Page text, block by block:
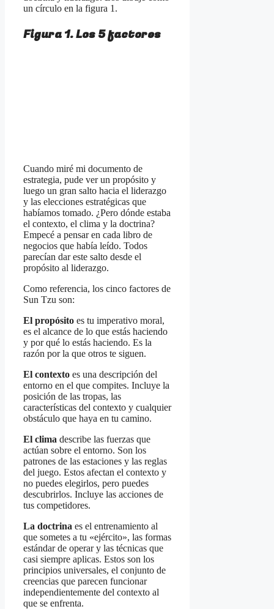
un círculo en la figura 1.
Figura 1. Los 5 factores
Cuando miré mi documento de
estrategia, pude ver un propósito y
luego un gran salto hacia el liderazgo
y las elecciones estratégicas que
habíamos tomado. ¿Pero dónde estaba
el contexto, el clima y la doctrina?
Empecé a pensar en cada libro de
negocios que había leído. Todos
parecían dar este salto desde el
propósito al liderazgo.
Como referencia, los cinco factores de
Sun Tzu son:
El propósito es tu imperativo moral,
es el alcance de lo que estás haciendo
y por qué lo estás haciendo. Es la
razón por la que otros te siguen.
El contexto es una descripción del
entorno en el que compites. Incluye la
posición de las tropas, las
características del contexto y cualquier
obstáculo que haya en tu camino.
El clima describe las fuerzas que
actúan sobre el entorno. Son los
patrones de las estaciones y las reglas
del juego. Estos afectan el contexto y
no puedes elegirlos, pero puedes
descubrirlos. Incluye las acciones de
tus competidores.
La doctrina es el entrenamiento al
que sometes a tu «ejército», las formas
estándar de operar y las técnicas que
casi siempre aplicas. Estos son los
principios universales, el conjunto de
creencias que parecen funcionar
independientemente del contexto al
que se enfrenta.